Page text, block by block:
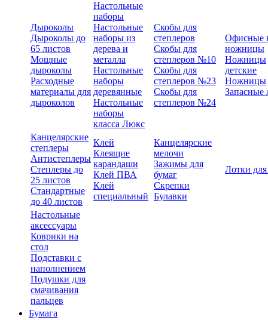
Дыроколы
Дыроколы до
65 листов
Мощные
дыроколы
Расходные
материалы для
дыроколов
Настольные
наборы
Настольные
наборы из
дерева и
металла
Настольные
наборы
деревянные
Настольные
наборы
класса Люкс
Скобы для
степлеров
Скобы для
степлеров №10
Скобы для
степлеров №23
Скобы для
степлеров №24
Офисные
ножницы
Ножницы
детские
Ножницы
Запасные
Канцелярские
степлеры
Антистеплеры
Степлеры до
25 листов
Стандартные
до 40 листов
Клей
Клеящие
карандаши
Клей ПВА
Клей
специальный
Канцелярские
мелочи
Зажимы для
бумаг
Скрепки
Булавки
Лотки
Настольные
аксессуары
Коврики на
стол
Подставки с
наполнением
Подушки для
смачивания
пальцев
Бумага